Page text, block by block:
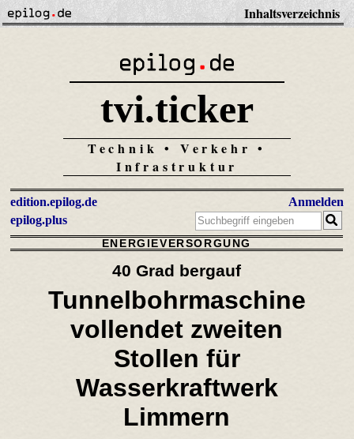
Inhaltsverzeichnis
tvi.ticker
Technik • Verkehr •
Infrastruktur
edition.epilog.de
epilog.plus
Anmelden
ENERGIEVERSORGUNG
40 Grad bergauf
Tunnelbohrmaschine
vollendet zweiten
Stollen für
Wasserkraftwerk
Limmern